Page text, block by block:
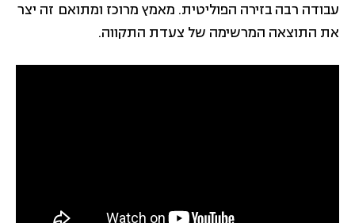
עבודה רבה בזירה הפוליטית. מאמץ מרוכז ומתואם זה יצר
את התוצאה המרשימה של צעדת התקווה.